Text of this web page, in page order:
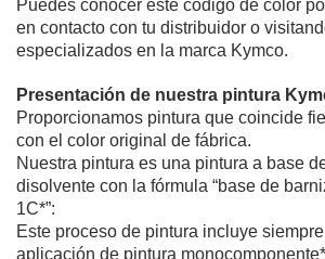
Puedes conocer este código de color
en contacto con tu distribuidor o
especializados en la marca Kymco.
Presentación de nuestra pintura
Proporcionamos pintura que coincide
con el color original de fábrica.
Nuestra pintura es una pintura a base
disolvente con la fórmula “base de
1C*”:
Este proceso de pintura incluye
aplicación de pintura